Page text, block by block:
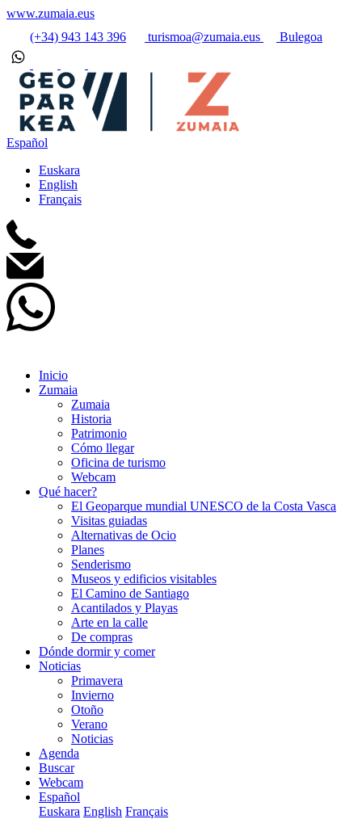
www.zumaia.eus
(+34) 943 143 396
turismoa@zumaia.eus Bulegoa
Español
Euskara
English
Français
Inicio
Zumaia
Zumaia
Historia
Patrimonio
Cómo llegar
Oficina de turismo
Webcam
Qué hacer?
El Geoparque mundial UNESCO de la Costa Vasca
Visitas guiadas
Alternativas de Ocio
Planes
Senderismo
Museos y edificios visitables
El Camino de Santiago
Acantilados y Playas
Arte en la calle
De compras
Dónde dormir y comer
Noticias
Primavera
Invierno
Otoño
Verano
Noticias
Agenda
Buscar
Webcam
Español
Euskara English Français